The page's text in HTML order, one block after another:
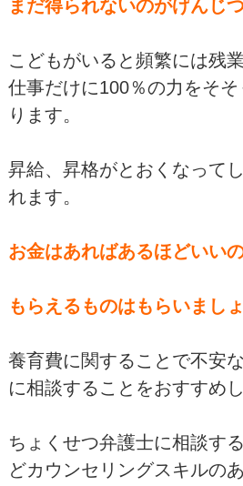
まだ得られないのがげんじつ
こどもがいると頻繁には残
仕事だけに100％の力をそ
ります。
昇給、昇格がとおくなって
れます。
お金はあればあるほどいいの
もらえるものはもらいましょ
養育費に関することで不安
に相談することをおすすめし
ちょくせつ弁護士に相談す
どカウンセリングスキルの